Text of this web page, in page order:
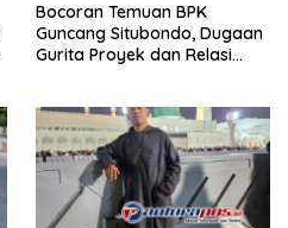
Bocoran Temuan BPK
Guncang Situbondo, Dugaan
Gurita Proyek dan Relasi